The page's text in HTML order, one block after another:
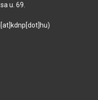
u. 69.